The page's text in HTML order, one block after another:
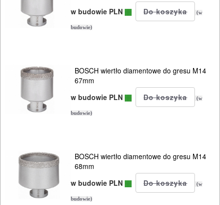
w budowie PLN
(w
budowie)
BOSCH wiertło diamentowe do gresu M14
67mm
w budowie PLN
(w
budowie)
BOSCH wiertło diamentowe do gresu M14
68mm
w budowie PLN
(w
budowie)